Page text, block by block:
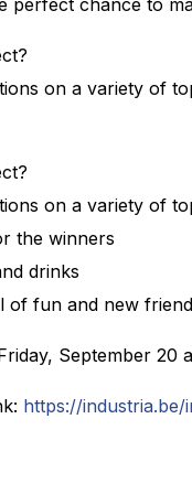
perfect chance to
on a variety of
on a variety of
the winners
drinks
of fun and new
September 20
https://